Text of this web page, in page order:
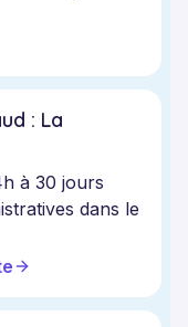
: La
à 30 jours
dans le